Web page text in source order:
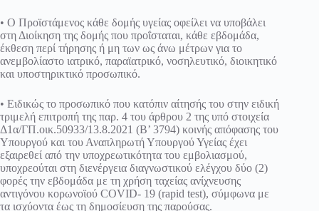
• Ο Προϊστάμενος κάθε δομής υγείας οφείλει να υποβάλει
στη Διοίκηση της δομής που προΐσταται, κάθε εβδομάδα,
έκθεση περί τήρησης ή μη των ως άνω μέτρων για το
ανεμβολίαστο ιατρικό, παραϊατρικό, νοσηλευτικό, διοικητικό
και υποστηρικτικό προσωπικό.
• Ειδικώς το προσωπικό που κατόπιν αίτησής του στην ειδική
τριμελή επιτροπή της παρ. 4 του άρθρου 2 της υπό στοιχεία
Δ1α/ΓΠ.οικ.50933/13.8.2021 (Β’ 3794) κοινής απόφασης του
Υπουργού και του Αναπληρωτή Υπουργού Υγείας έχει
εξαιρεθεί από την υποχρεωτικότητα του εμβολιασμού,
υποχρεούται στη διενέργεια διαγνωστικού ελέγχου δύο (2)
φορές την εβδομάδα με τη χρήση ταχείας ανίχνευσης
αντιγόνου κορωνοϊού COVID- 19 (rapid test), σύμφωνα με
τα ισχύοντα έως τη δημοσίευση της παρούσας.